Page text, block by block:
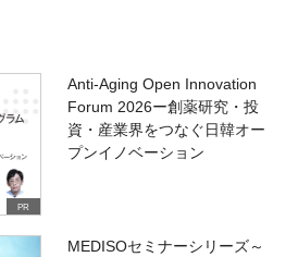
PR
Anti-Aging Open Innovation
Forum 2026ー創薬研究・投
資・産業界をつなぐ日韓オー
プンイノベーション
MEDISOセミナーシリーズ～